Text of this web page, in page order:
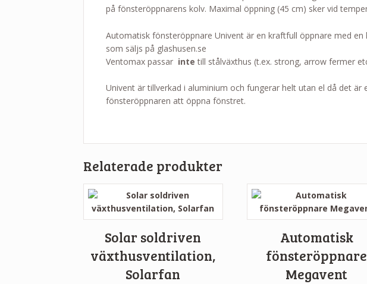
på fönsteröppnarens kolv. Maximal öppning (45 cm) sker vid
Automatisk fönsteröppnare Univent är en kraftfull öppnare med
som säljs på glashusen.se
Ventomax passar inte till stålväxthus (t.ex. strong, arrow fermer
Univent är tillverkad i aluminium och fungerar helt utan el då det
fönsteröppnaren att öppna fönstret.
Relaterade produkter
Solar soldriven
växthusventilation,
Solarfan
Automatisk
fönsteröppnare
Megavent